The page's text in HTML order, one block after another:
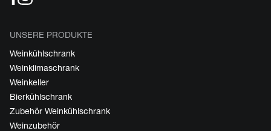
UNSERE PRODUKTE
Weinkühlschrank
Weinklimaschrank
Weinkeller
Bierkühlschrank
Zubehör Weinkühlschrank
Weinzubehör